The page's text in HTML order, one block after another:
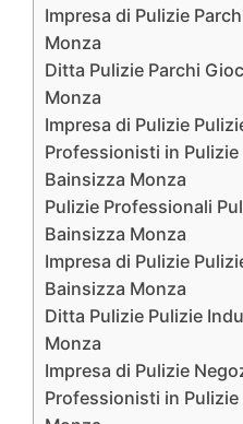
Impresa di Pulizie
Monza
Ditta Pulizie Parchi
Monza
Impresa di Pulizie
Professionisti in
Bainsizza Monza
Pulizie Professionali
Bainsizza Monza
Impresa di Pulizie
Bainsizza Monza
Ditta Pulizie Pulizie
Monza
Impresa di Pulizie
Professionisti in